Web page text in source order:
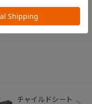
ペット用品
チャイルドシート